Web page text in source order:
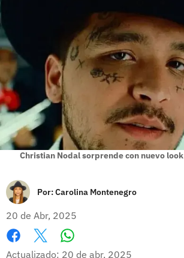
Christian Nodal sorprende con nuevo look
Por:Carolina Montenegro
20 de Abr, 2025
Facebook
X
Actualizado: 20 de abr, 2025